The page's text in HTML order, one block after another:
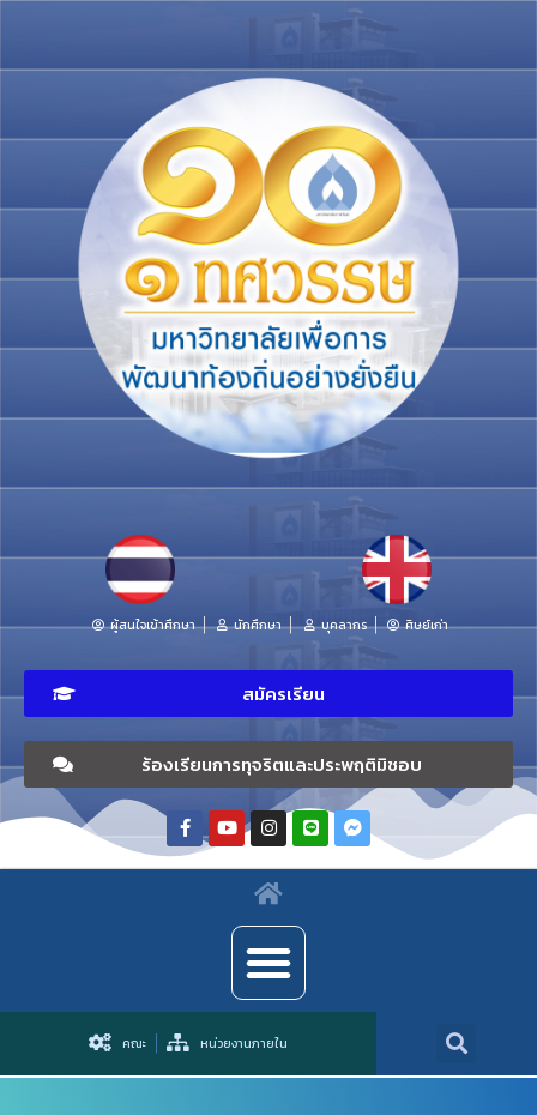
ผู้สนใจเข้าศึกษา นักศึกษา บุคลากร ศิษย์เก่า
สมัครเรียน
ร้องเรียนการทุจริตและประพฤติมิชอบ
คณะ หน่วยงานภายใน